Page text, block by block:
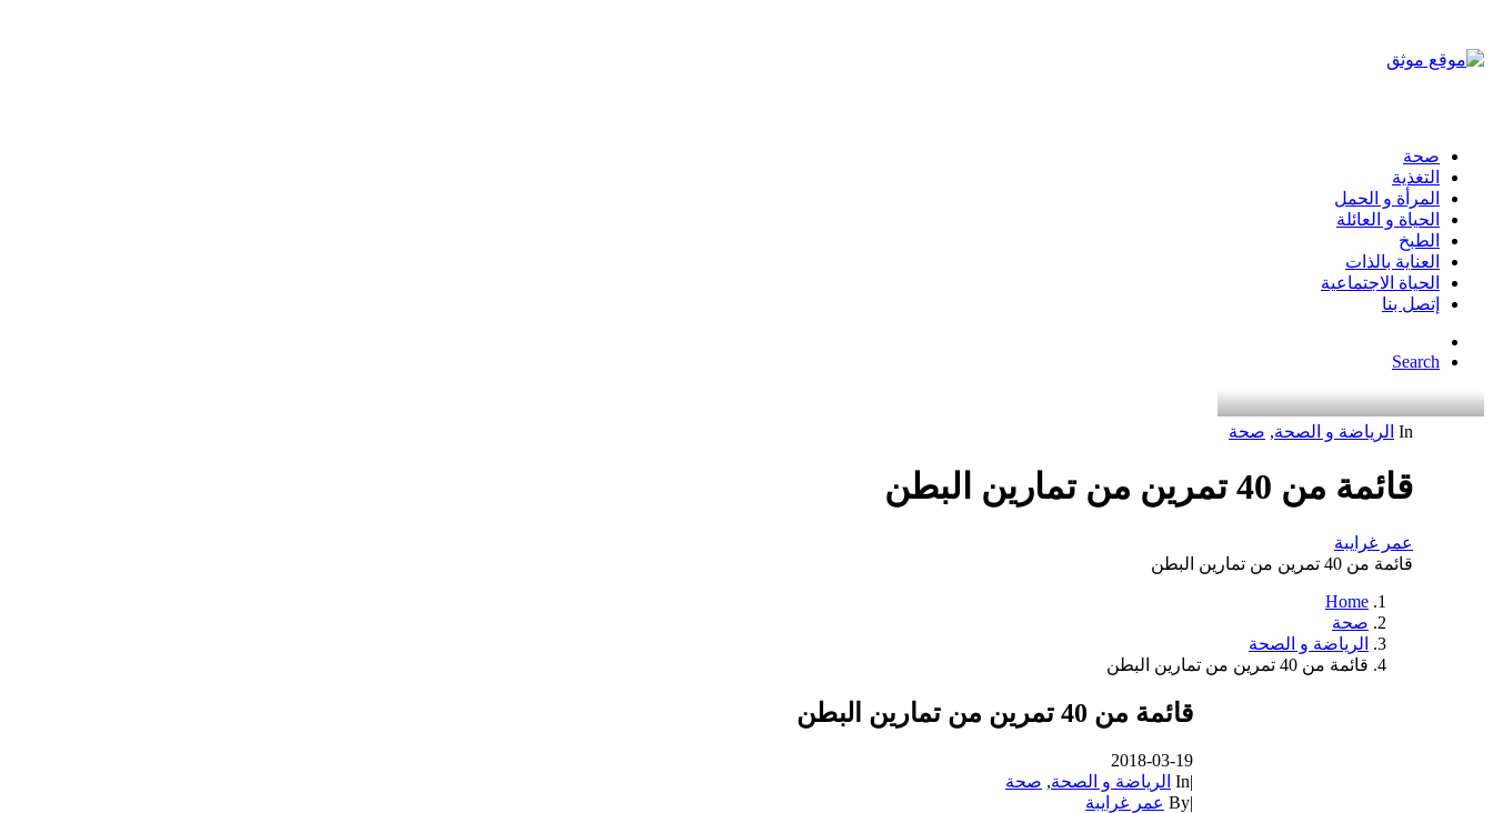
صحة
التغذية
المرأة و الحمل
الحياة و العائلة
الطبخ
العناية بالذات
الحياة الاجتماعية
إتصل بنا
Search
In الرياضة و الصحة, صحة
قائمة من 40 تمرين من تمارين البطن
عمر غرايبة
قائمة من 40 تمرين من تمارين البطن
Home
صحة
الرياضة و الصحة
قائمة من 40 تمرين من تمارين البطن
قائمة من 40 تمرين من تمارين البطن
2018-03-19
|
In الرياضة و الصحة, صحة
|
By عمر غرايبة